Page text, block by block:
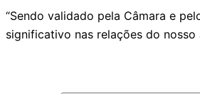
“Sendo validado pela Câmara e
significativo nas relações do